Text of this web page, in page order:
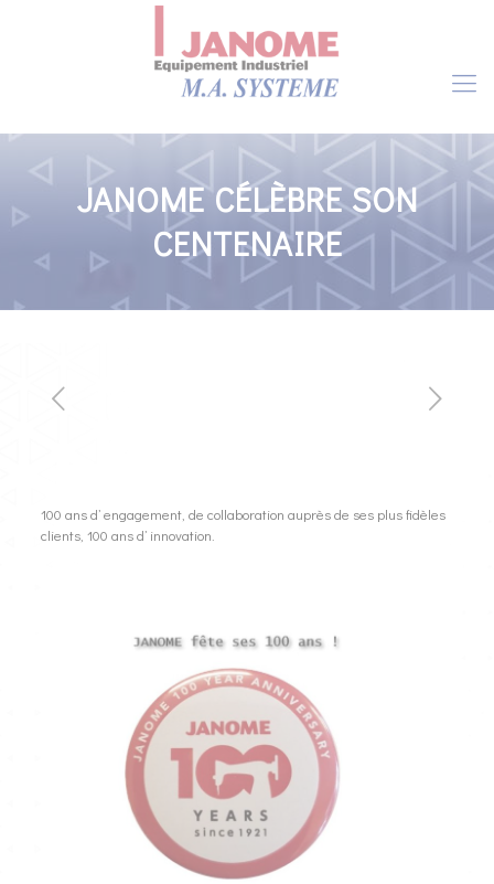
JANOME CÉLÈBRE SON
CENTENAIRE
100 ans d’ engagement, de collaboration auprès de ses plus fidèles
clients, 100 ans d’ innovation.